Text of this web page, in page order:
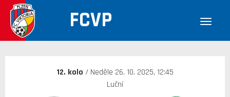
FCVP
30. 12. 1899
12. kolo / Neděle 26. 10. 2025, 12:45
Luční